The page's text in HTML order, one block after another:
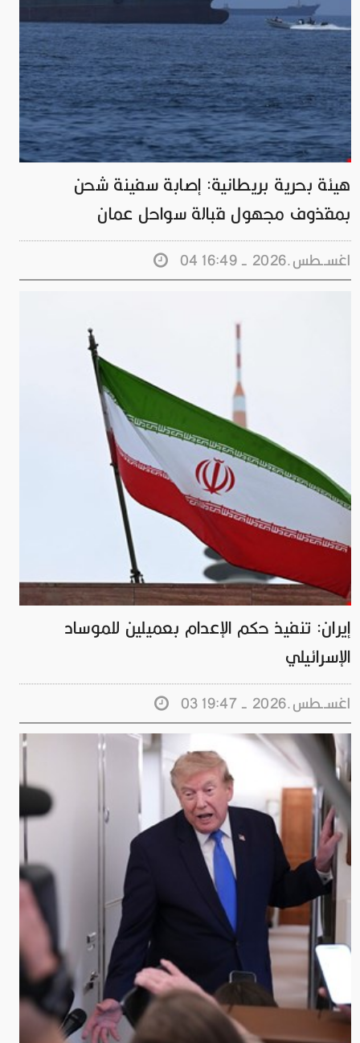
هيئة بحرية بريطانية: إصابة سفينة شحن
بمقذوف مجهول قبالة سواحل عمان
04 اغســطس.2026 - 16:49
إيران: تنفيذ حكم الإعدام بعميلين للموساد
الإسرائيلي
03 اغســطس.2026 - 19:47